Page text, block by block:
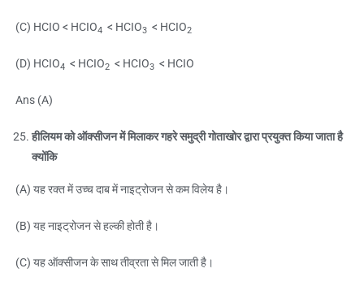
(C) HCIO < HCIO4 < HCIO3< HCIO2
(D) HCIO4 < HCIO2< HCIO3< HCIO
Ans (A)
हीलियम को ऑक्सीजन में मिलाकर गहरे समुद्री गोताखोर द्वारा प्रयुक्त किया जाता है
क्योंकि
(A) यह रक्त में उच्च दाब में नाइट्रोजन से कम विलेय है।
(B) यह नाइट्रोजन से हल्की होती है।
(C) यह ऑक्सीजन के साथ तीव्रता से मिल जाती है।